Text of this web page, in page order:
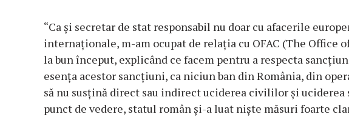
“Ca şi secretar de stat responsabil nu doar cu afacerile
internaţionale, m-am ocupat de relaţia cu OFAC (The Office
la bun început, explicând ce facem pentru a respecta
esenţa acestor sancţiuni, ca niciun ban din România, din
să nu susţină direct sau indirect uciderea civililor şi
punct de vedere, statul român şi-a luat nişte măsuri foarte